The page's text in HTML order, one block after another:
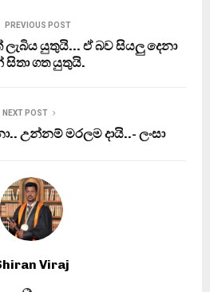
PREVIOUS POST
ලැබිය යුතුයි… ඒ බව සියලු දෙනා
සිතා ගත යුතුයි.
NEXT POST
උන්නම් මරලම දායි..- ලංසා
Viraj